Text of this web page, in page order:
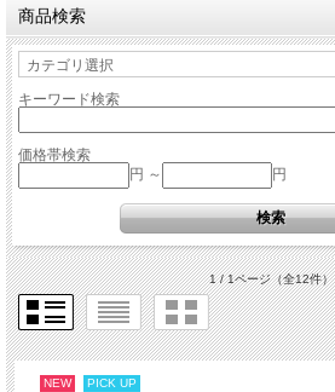
商品検索
キーワード検索
価格帯検索
円 ～
円
1 / 1ページ（全12件）
NEW PICK UP